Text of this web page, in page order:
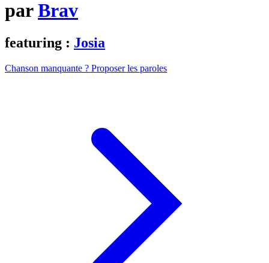
parBrav
featuring : Josia
Chanson manquante ? Proposer les paroles